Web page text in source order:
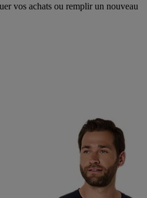
vos achats ou remplir un nouveau